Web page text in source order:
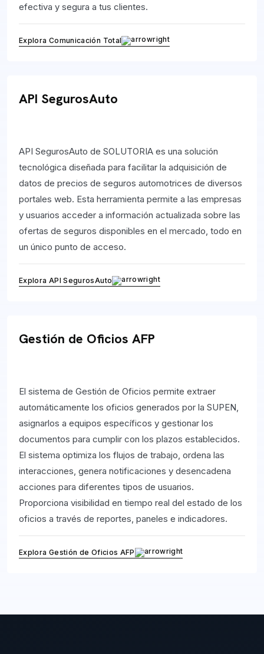
efectiva y segura a tus clientes.
Explora Comunicación Total
API SegurosAuto
API SegurosAuto de SOLUTORIA es una solución
tecnológica diseñada para facilitar la adquisición de
datos de precios de seguros automotrices de diversos
portales web. Esta herramienta permite a las empresas
y usuarios acceder a información actualizada sobre las
ofertas de seguros disponibles en el mercado, todo en
un único punto de acceso.
Explora API SegurosAuto
Gestión de Oficios AFP
El sistema de Gestión de Oficios permite extraer
automáticamente los oficios generados por la SUPEN,
asignarlos a equipos específicos y gestionar los
documentos para cumplir con los plazos establecidos.
El sistema optimiza los flujos de trabajo, ordena las
interacciones, genera notificaciones y desencadena
acciones para diferentes tipos de usuarios.
Proporciona visibilidad en tiempo real del estado de los
oficios a través de reportes, paneles e indicadores.
Explora Gestión de Oficios AFP